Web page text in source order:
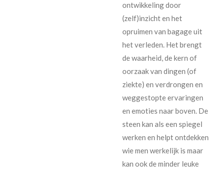
ontwikkeling door
(zelf)inzicht en het
opruimen van bagage uit
het verleden. Het brengt
de waarheid, de kern of
oorzaak van dingen (of
ziekte) en verdrongen en
weggestopte ervaringen
en emoties naar boven. De
steen kan als een spiegel
werken en helpt ontdekken
wie men werkelijk is maar
kan ook de minder leuke